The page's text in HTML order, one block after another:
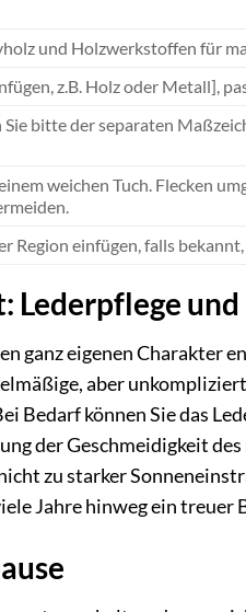
und Holzwerkstoffen für
z.B. Holz oder Metall],
bitte der separaten
weichen Tuch. Flecken
einfügen, falls
Lederpflege
ganz eigenen Charakter
aber
Bedarf können Sie das
der Geschmeidigkeit
zu starker
Jahre hinweg ein